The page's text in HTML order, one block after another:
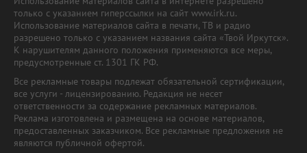
только с указанием гиперссылки на сайт www.irk.ru.
Использование материалов сайта в печати, ТВ и радио
разрешено только с указанием названия сайта «Твой Иркутск».
К нарушителям данного положения применяются все меры,
предусмотренные ст. 1301 ГК РФ.
Все рекламные товары подлежат обязательной сертификации,
все услуги - лицензированию. Редакция не несет
ответственности за содержание рекламных материалов.
Реклама изготовлена и размещена на основе материалов,
предоставленных заказчиком. Все рекламные предложения не
являются публичной офертой.